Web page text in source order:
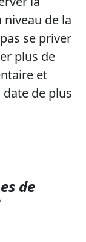
de la
se priver
plus de
et
de plus
de